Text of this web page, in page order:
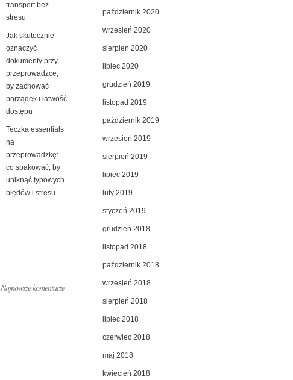
transport bez
stresu
Jak skutecznie
oznaczyć
dokumenty przy
przeprowadzce,
by zachować
porządek i łatwość
dostępu
Teczka essentials
na
przeprowadzkę:
co spakować, by
uniknąć typowych
błędów i stresu
Najnowsze komentarze
październik 2020
wrzesień 2020
sierpień 2020
lipiec 2020
grudzień 2019
listopad 2019
październik 2019
wrzesień 2019
sierpień 2019
lipiec 2019
luty 2019
styczeń 2019
grudzień 2018
listopad 2018
październik 2018
wrzesień 2018
sierpień 2018
lipiec 2018
czerwiec 2018
maj 2018
kwiecień 2018